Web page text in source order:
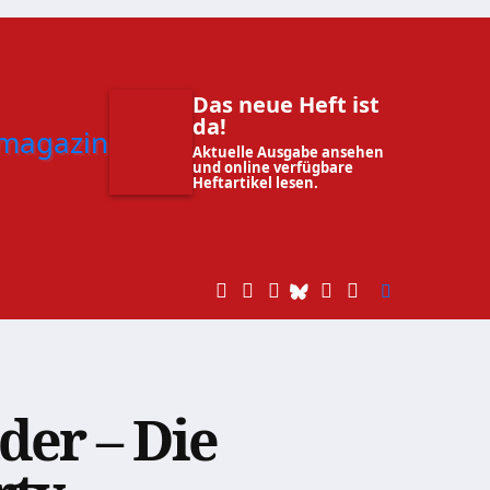
Das neue Heft ist
da!
Aktuelle Ausgabe ansehen
und online verfügbare
Heftartikel lesen.
– Die